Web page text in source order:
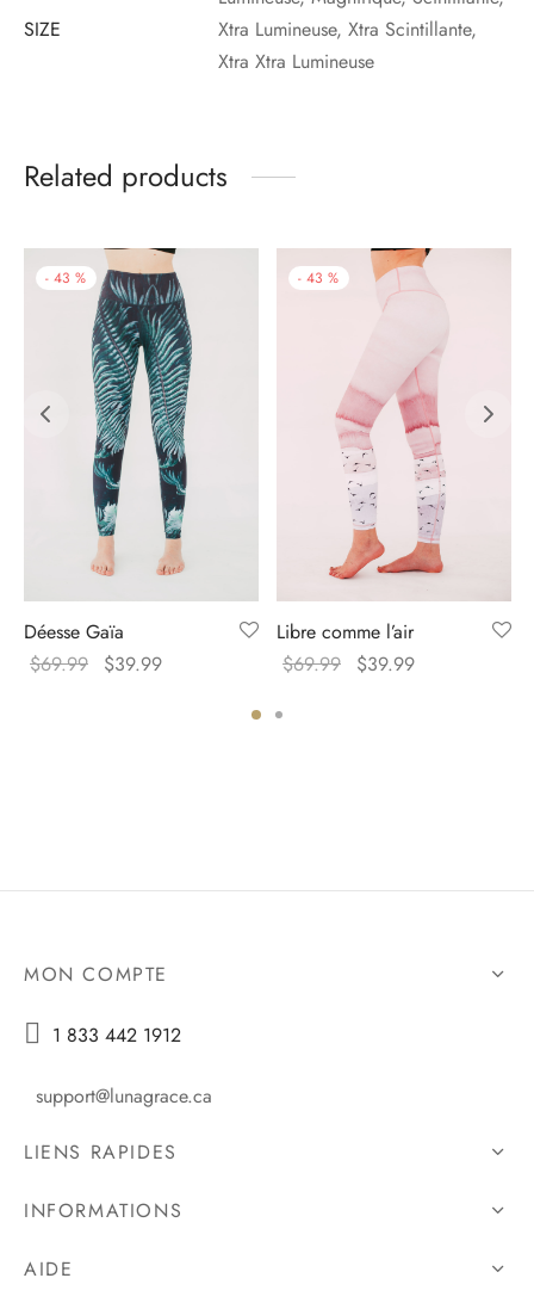
SIZE
Xtra Lumineuse, Xtra Scintillante,
Xtra Xtra Lumineuse
Related products
- 43 %
Déesse Gaïa
$69.99
Original
$39.99
- 43 %
Libre comme l’air
$69.99
Original
$39.99
MON COMPTE
 1 833 442 1912
support@lunagrace.ca
LIENS RAPIDES
INFORMATIONS
AIDE